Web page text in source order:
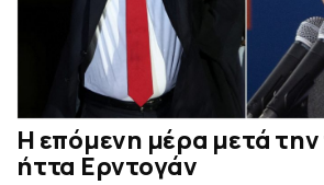
Η επόμενη μέρα μετά
ήττα Ερντογάν